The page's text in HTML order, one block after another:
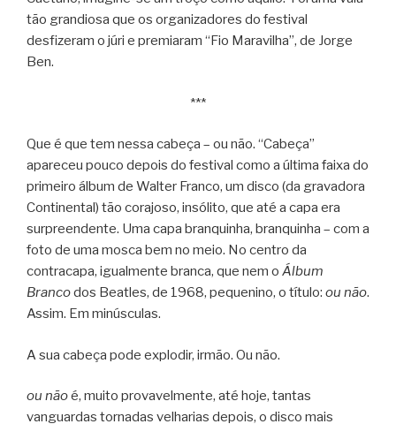
tão grandiosa que os organizadores do festival
desfizeram o júri e premiaram “Fio Maravilha”, de Jorge
Ben.
***
Que é que tem nessa cabeça – ou não. “Cabeça”
apareceu pouco depois do festival como a última faixa do
primeiro álbum de Walter Franco, um disco (da gravadora
Continental) tão corajoso, insólito, que até a capa era
surpreendente. Uma capa branquinha, branquinha – com a
foto de uma mosca bem no meio. No centro da
contracapa, igualmente branca, que nem o Álbum
Brancodos Beatles, de 1968, pequenino, o título: ou não.
Assim. Em minúsculas.
A sua cabeça pode explodir, irmão. Ou não.
ou nãoé, muito provavelmente, até hoje, tantas
vanguardas tornadas velharias depois, o disco mais